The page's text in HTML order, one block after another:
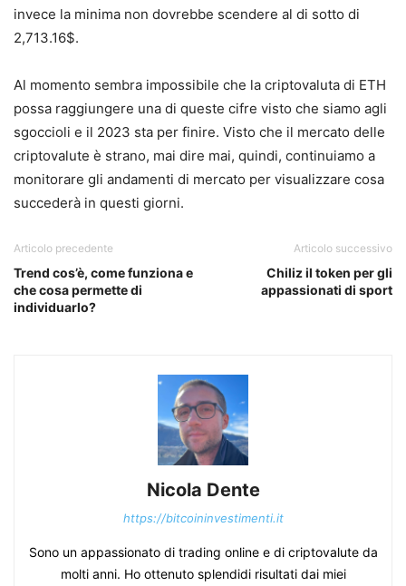
invece la minima non dovrebbe scendere al di sotto di
2,713.16$.
Al momento sembra impossibile che la criptovaluta di ETH
possa raggiungere una di queste cifre visto che siamo agli
sgoccioli e il 2023 sta per finire. Visto che il mercato delle
criptovalute è strano, mai dire mai, quindi, continuiamo a
monitorare gli andamenti di mercato per visualizzare cosa
succederà in questi giorni.
Articolo precedente
Trend cos’è, come funziona e
che cosa permette di
individuarlo?
Articolo successivo
Chiliz il token per gli
appassionati di sport
Nicola Dente
https://bitcoininvestimenti.it
Sono un appassionato di trading online e di criptovalute da
molti anni. Ho ottenuto splendidi risultati dai miei